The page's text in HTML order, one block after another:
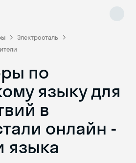
Электросталь
по
языку для
в
онлайн -
языка